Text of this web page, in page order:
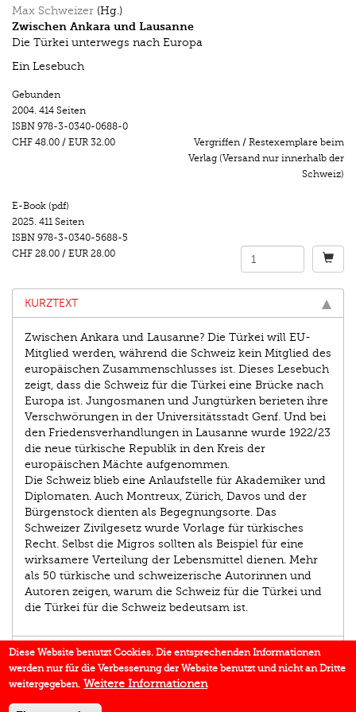
Max Schweizer (Hg.)
Zwischen Ankara und Lausanne
Die Türkei unterwegs nach Europa
Ein Lesebuch
Gebunden
2004. 414 Seiten
ISBN 978-3-0340-0688-0
CHF 48.00 / EUR 32.00
Vergriffen / Restexemplare beim
Verlag (Versand nur innerhalb der
Schweiz)
E-Book (pdf)
2025. 411 Seiten
ISBN 978-3-0340-5688-5
CHF 28.00 / EUR 28.00
KURZTEXT
Zwischen Ankara und Lausanne? Die Türkei will EU-
Mitglied werden, während die Schweiz kein Mitglied des
europäischen Zusammenschlusses ist. Dieses Lesebuch
zeigt, dass die Schweiz für die Türkei eine Brücke nach
Europa ist. Jungosmanen und Jungtürken berieten ihre
Verschwörungen in der Universitätsstadt Genf. Und bei
den Friedensverhandlungen in Lausanne wurde 1922/23
die neue türkische Republik in den Kreis der
europäischen Mächte aufgenommen.
Die Schweiz blieb eine Anlaufstelle für Akademiker und
Diplomaten. Auch Montreux, Zürich, Davos und der
Bürgenstock dienten als Begegnungsorte. Das
Schweizer Zivilgesetz wurde Vorlage für türkisches
Recht. Selbst die Migros sollten als Beispiel für eine
wirksamere Verteilung der Lebensmittel dienen. Mehr
als 50 türkische und schweizerische Autorinnen und
Autoren zeigen, warum die Schweiz für die Türkei und
die Türkei für die Schweiz bedeutsam ist.
AUTOR/IN
EINBLICK
IN DEN MEDIEN
Diese Website benutzt Cookies. Die entsprechenden Informationen
werden nur für die Verbesserung der Website benutzt und nicht an Dritte
weitergegeben. Weitere Informationen